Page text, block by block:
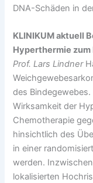
DNA-Schäden in
KLINIKUM aktuell
Hyperthermie zum
Prof. Lars Lindner
des
Wirksamkeit der
Chemotherapie
hinsichtlich des
in einer
werden.
lokalisierten